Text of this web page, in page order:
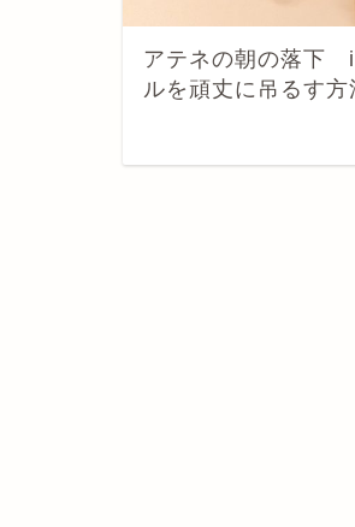
アテネの朝の落下
ルを頑丈に吊るす方